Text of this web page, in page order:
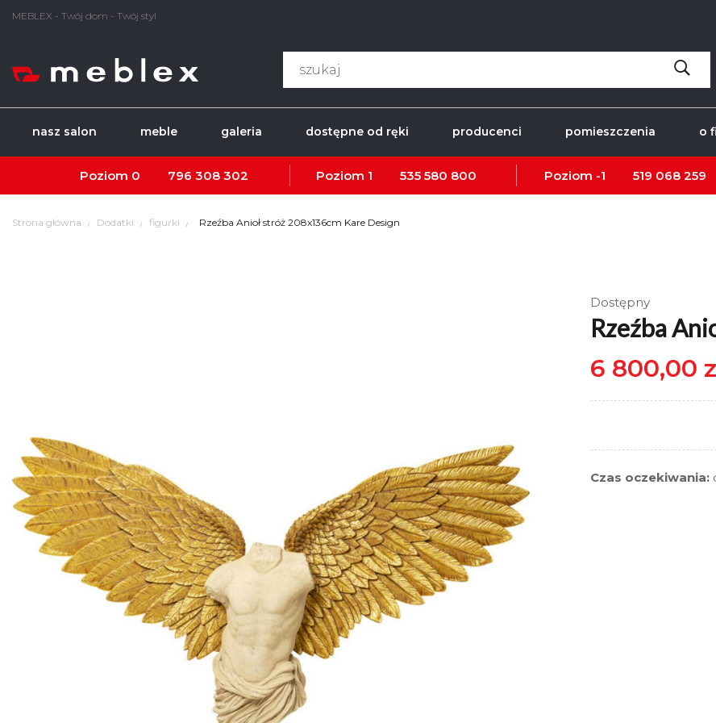
MEBLEX - Twój dom - Twój styl
nasz salon meble galeria dostępne od ręki producenci pomieszczenia o
Poziom 0 796 308 302 Poziom 1 535 580 800 Poziom -1 519 068 259
Strona główna Dodatki figurki Rzeźba Anioł stróż 208x136cm Kare Design
Dostępny
Rzeźba
6 800,00
Czas oczekiwania: